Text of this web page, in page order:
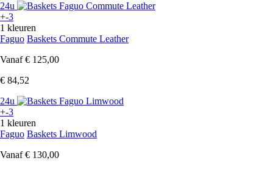
24u
+-3
1 kleuren
Faguo Baskets Commute Leather
Vanaf € 125,00
€ 84,52
24u
+-3
1 kleuren
Faguo Baskets Limwood
Vanaf € 130,00